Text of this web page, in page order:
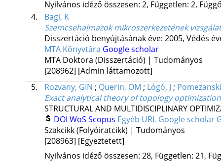
Nyilvános idéző összesen: 2, Független: 2,
4.
Bagi, K
Szemcsehalmazok mikroszerkezetének
Disszertáció benyújtásának éve: 2005, Védés
MTA Könyvtára Google scholar
MTA Doktora (Disszertáció) | Tudományos
[208962] [Admin láttamozott]
5.
Rozvany, GIN ; Querin, OM ; Lógó, J ;
Exact analytical theory of topology
STRUCTURAL AND MULTIDISCIPLINARY
DOI WoS Scopus Egyéb URL Google scholar
Szakcikk (Folyóiratcikk) | Tudományos
[208963] [Egyeztetett]
Nyilvános idéző összesen: 28, Független: 21,